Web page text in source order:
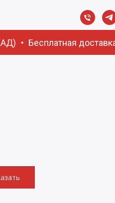
Бесплатная доставка